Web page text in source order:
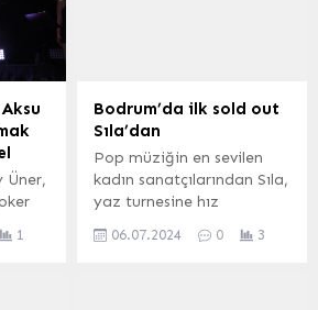
OTTO
film
ödedi. İSTANBUL (İGFA) –
Bugüne kadar çıkardığı
kitle...
Üner,
1
Bodrum’da ilk sold out
Sıla’dan
Pop müziğin en sevilen
kadın sanatçılarından Sıla,
yaz turnesine hız
Konserden konsere koşan
06.07.2024 0 3